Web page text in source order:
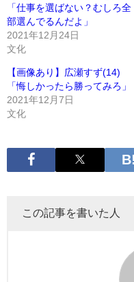
「仕事を選ばない？むしろ全
部選んでるんだよ」
2021年12月24日
文化
【画像あり】広瀬すず(14)
「悔しかったら勝ってみろ」
2021年12月7日
文化
この記事を書いた人